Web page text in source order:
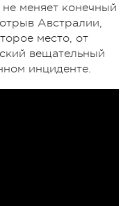
меняет конечный
Австралии,
место, от
вещательный
инциденте.